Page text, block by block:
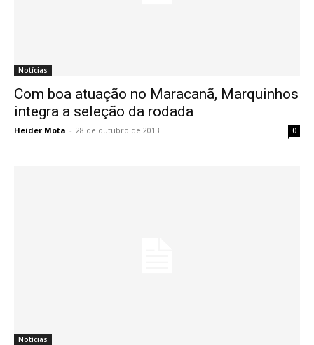
Notícias
Com boa atuação no Maracanã, Marquinhos
integra a seleção da rodada
Heider Mota - 28 de outubro de 2013 0
Notícias